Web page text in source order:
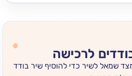
לרכישה
כדי להוסיף שיר בודד